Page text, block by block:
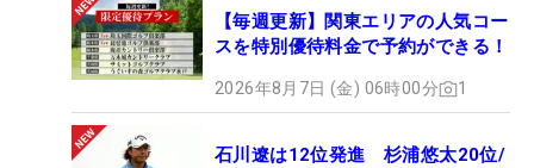
【毎週更新】関東エリアの人気コー
スを特別優待料金で予約ができる！
2026年8月7日 (金) 06時00分 1
石川遼は12位発進 杉浦悠太20位/